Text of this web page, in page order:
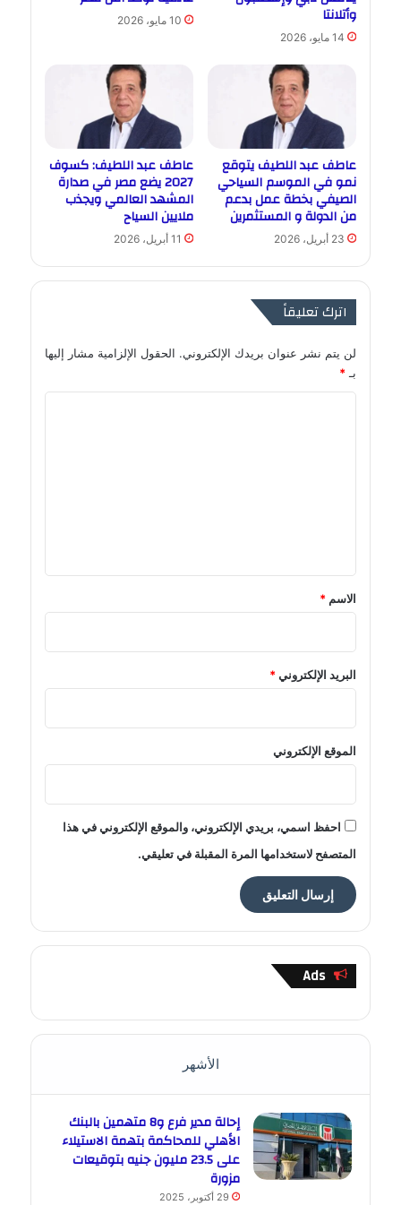
وأتلانتا
14 مايو، 2026
10 مايو، 2026
عاطف عبد اللطيف يتوقع
نمو في الموسم السياحي
الصيفي بخطة عمل بدعم
من الدولة و المستثمرين
23 أبريل، 2026
عاطف عبد اللطيف: كسوف
2027 يضع مصر في صدارة
المشهد العالمي ويجذب
ملايين السياح
11 أبريل، 2026
اترك تعليقاً
لن يتم نشر عنوان بريدك الإلكتروني. الحقول الإلزامية مشار إليها
بـ *
*
الاسم *
البريد الإلكتروني*
الموقع الإلكتروني
احفظ اسمي، بريدي الإلكتروني، والموقع الإلكتروني في هذا
المتصفح لاستخدامها المرة المقبلة في تعليقي.
Ads
الأشهر
إحالة مدير فرع و8 متهمين بالبنك
الأهلي للمحاكمة بتهمة الاستيلاء
على 23.5 مليون جنيه بتوقيعات
مزورة
29 أكتوبر، 2025